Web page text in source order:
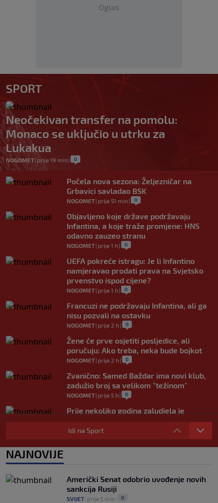
Oglas
SPORT
Neočekivan transfer na pomolu:
Monaco se uključio u utrku za
Lukakua
NOGOMET| prije 19 min | 0
Počela nova sezona: Željezničar na
Grbavici savladao BSK
NOGOMET| prije 51 min | 0
Objavljeno koje države podržavaju
Infantina, a koje traže promjene: HNS
odavno zauzeo stranu
NOGOMET| prije 1 h | 0
UEFA pokreće istragu: Je li Infantino
namjeravao prodati prava na Svjetsko
prvenstvo ispod cijene?
NOGOMET| prije 1 h | 0
Francuzi ne podržavaju Infantina, ali ga
nisu pozvali na ostavku
NOGOMET| prije 2 h | 0
Žene će prve osjetiti posljedice, ali
poručuju: Ako treba, neka bude bojkot
NOGOMET| prije 2 h | 0
Zvanično: Samed Baždar ima novi klub,
zadužio broj sa velikom "težinom"
NOGOMET| prije 5 h | 0
Prije nekoliko godina zaludjela je
internet, a onda nestala iz javnosti: Svi
se pitaju gdje je i šta radi (VIDEO)
predrasudama koje su je pratile tokom
karijere
prije 5 h 0
Idi na Sport
NAJNOVIJE
Američki Senat odobrio uvođenje novih
sankcija Rusiji
SVIJET prije 5 min 0